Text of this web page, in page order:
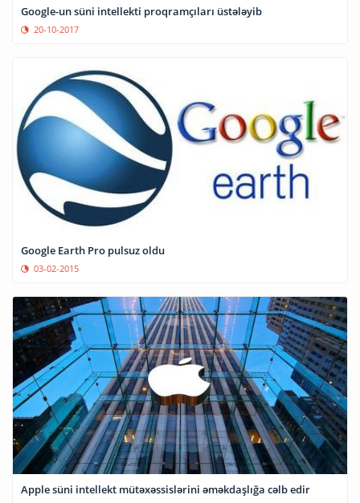
Google-un süni intellekti proqramçıları üstələyib
20-10-2017
Google Earth Pro pulsuz oldu
03-02-2015
Apple süni intellekt mütəxəssislərini əməkdaşlığa cəlb edir